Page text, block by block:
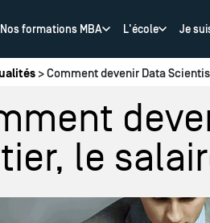
ici > Comment devenir Data
le
Nos formations MBA L'école Je